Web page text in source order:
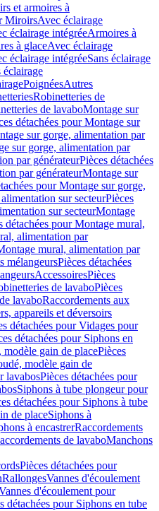
et armoires à
MiroirsAvec éclairage
éclairage intégréeArmoires à
à glaceAvec éclairage
éclairage intégréeSans éclairage
éclairage
PoignéesAutres
Robinetteries de
de lavaboMontage sur
détachées pour Montage sur
sur gorge, alimentation par
sur gorge, alimentation par
par générateurPièces détachées
par générateurMontage sur
pour Montage sur gorge,
sur secteurPièces
sur secteurMontage
détachées pour Montage mural,
alimentation par
mural, alimentation par
mélangeursPièces détachées
AccessoiresPièces
de lavaboPièces
lavaboRaccordements aux
appareils et déversoirs
détachées pour Vidages pour
détachées pour Siphons en
modèle gain de placePièces
modèle gain de
lavabosPièces détachées pour
Siphons à tube plongeur pour
détachées pour Siphons à tube
de placeSiphons à
à encastrerRaccordements
de lavaboManchons
Pièces détachées pour
RallongesVannes d'écoulement
d'écoulement pour
détachées pour Siphons en tube